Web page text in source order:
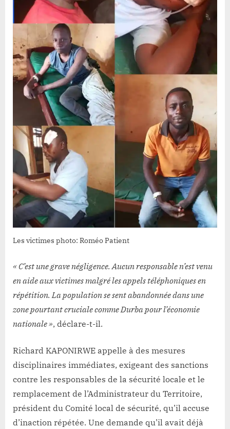
Les victimes photo: Roméo Patient
« C’est une grave négligence. Aucun responsable n’est venu
en aide aux victimes malgré les appels téléphoniques en
répétition. La population se sent abandonnée dans une
zone pourtant cruciale comme Durba pour l’économie
nationale », déclare-t-il.
Richard KAPONIRWE appelle à des mesures
disciplinaires immédiates, exigeant des sanctions
contre les responsables de la sécurité locale et le
remplacement de l’Administrateur du Territoire,
président du Comité local de sécurité, qu’il accuse
d’inaction répétée. Une demande qu’il avait déjà